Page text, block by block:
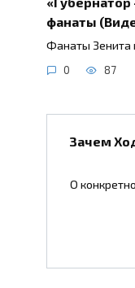
фанаты
Фанаты Зенита
0 87
Зачем
О